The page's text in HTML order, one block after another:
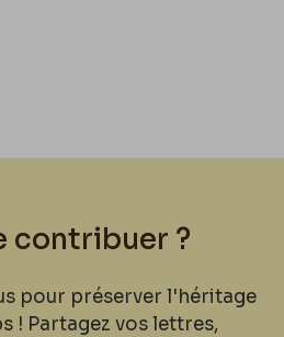
contribuer ?
pour préserver l'héritage
! Partagez vos lettres,